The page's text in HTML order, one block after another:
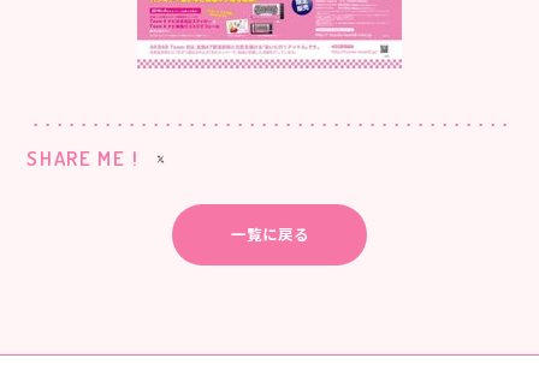
SHARE ME !
一覧に戻る